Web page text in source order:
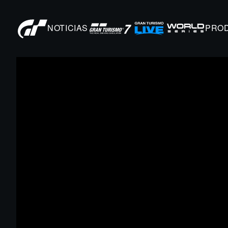
NOTICIAS